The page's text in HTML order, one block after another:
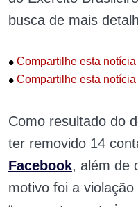
busca de mais
• Compartilhe esta
• Compartilhe esta
Como resultado do
ter removido 14
Facebook, além de
motivo foi a